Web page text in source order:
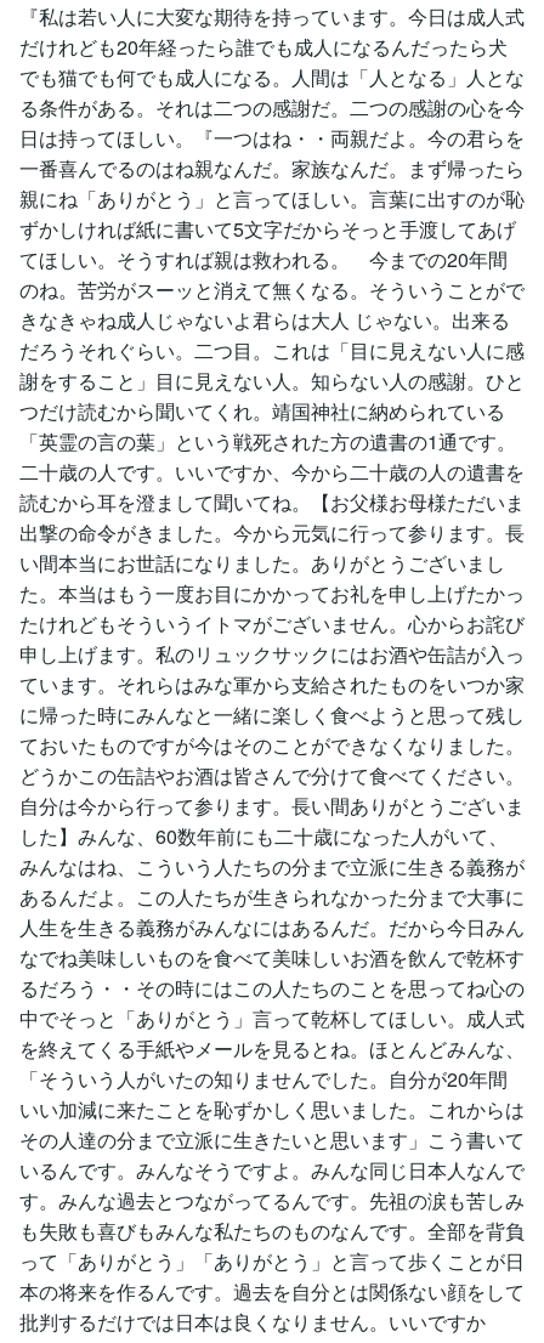
『私は若い人に大変な期待を持っています。今日は成人式
だけれども20年経ったら誰でも成人になるんだったら犬
でも猫でも何でも成人になる。人間は「人となる」人とな
る条件がある。それは二つの感謝だ。二つの感謝の心を今
日は持ってほしい。『一つはね・・両親だよ。今の君らを
一番喜んでるのはね親なんだ。家族なんだ。まず帰ったら
親にね「ありがとう」と言ってほしい。言葉に出すのが恥
ずかしければ紙に書いて5文字だからそっと手渡してあげ
てほしい。そうすれば親は救われる。 今までの20年間
のね。苦労がスーッと消えて無くなる。そういうことがで
きなきゃね成人じゃないよ君らは大人 じゃない。出来る
だろうそれぐらい。二つ目。これは「目に見えない人に感
謝をすること」目に見えない人。知らない人の感謝。ひと
つだけ読むから聞いてくれ。靖国神社に納められている
「英霊の言の葉」という戦死された方の遺書の1通です。
二十歳の人です。いいですか、今から二十歳の人の遺書を
読むから耳を澄まして聞いてね。【お父様お母様ただいま
出撃の命令がきました。今から元気に行って参ります。長
い間本当にお世話になりました。ありがとうございまし
た。本当はもう一度お目にかかってお礼を申し上げたかっ
たけれどもそういうイトマがございません。心からお詫び
申し上げます。私のリュックサックにはお酒や缶詰が入っ
ています。それらはみな軍から支給されたものをいつか家
に帰った時にみんなと一緒に楽しく食べようと思って残し
ておいたものですが今はそのことができなくなりました。
どうかこの缶詰やお酒は皆さんで分けて食べてください。
自分は今から行って参ります。長い間ありがとうございま
した】みんな、60数年前にも二十歳になった人がいて、
みんなはね、こういう人たちの分まで立派に生きる義務が
あるんだよ。この人たちが生きられなかった分まで大事に
人生を生きる義務がみんなにはあるんだ。だから今日みん
なでね美味しいものを食べて美味しいお酒を飲んで乾杯す
るだろう・・その時にはこの人たちのことを思ってね心の
中でそっと「ありがとう」言って乾杯してほしい。成人式
を終えてくる手紙やメールを見るとね。ほとんどみんな、
「そういう人がいたの知りませんでした。自分が20年間
いい加減に来たことを恥ずかしく思いました。これからは
その人達の分まで立派に生きたいと思います」こう書いて
いるんです。みんなそうですよ。みんな同じ日本人なんで
す。みんな過去とつながってるんです。先祖の涙も苦しみ
も失敗も喜びもみんな私たちのものなんです。全部を背負
って「ありがとう」「ありがとう」と言って歩くことが日
本の将来を作るんです。過去を自分とは関係ない顔をして
批判するだけでは日本は良くなりません。いいですか